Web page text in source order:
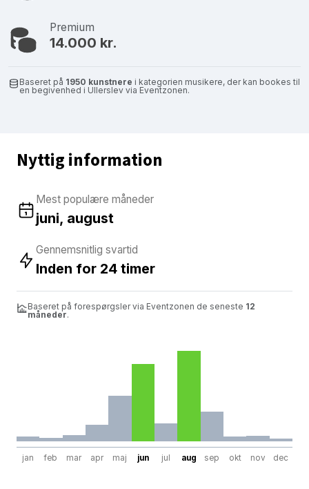
Premium
14.000 kr.
Baseret på 1950 kunstnere i kategorien musikere, der kan bookes til
en begivenhed i Ullerslev via Eventzonen.
Nyttig information
Mest populære måneder
juni, august
Gennemsnitlig svartid
Inden for 24 timer
Baseret på forespørgsler via Eventzonen de seneste 12
måneder.
jan feb mar apr maj jun jul aug sep okt nov dec